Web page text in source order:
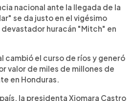
nacional ante la llegada de la
se da justo en el vigésimo
huracán "Mitch" en
cambió el curso de ríos y generó
valor de miles de millones de
en Honduras.
la presidenta Xiomara Castro